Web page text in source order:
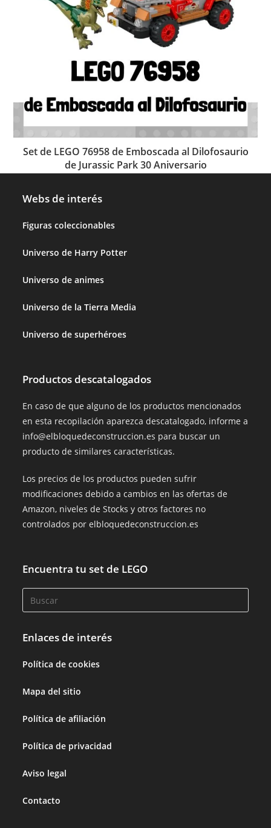
Set de LEGO 76958 de Emboscada al Dilofosaurio
de Jurassic Park 30 Aniversario
Webs de interés
Figuras coleccionables
Universo de Harry Potter
Universo de animes
Universo de la Tierra Media
Universo de superhéroes
Productos descatalogados
En caso de que alguno de los productos mencionados
en esta recopilación aparezca descatalogado, informe a
info@elbloquedeconstruccion.es para buscar un
producto de similares características.
Los precios de los productos pueden sufrir
modificaciones debido a cambios en las ofertas de
Amazon, niveles de Stocks y otros factores no
controlados por elbloquedeconstruccion.es
Encuentra tu set de LEGO
Enlaces de interés
Política de cookies
Mapa del sitio
Política de afiliación
Política de privacidad
Aviso legal
Contacto